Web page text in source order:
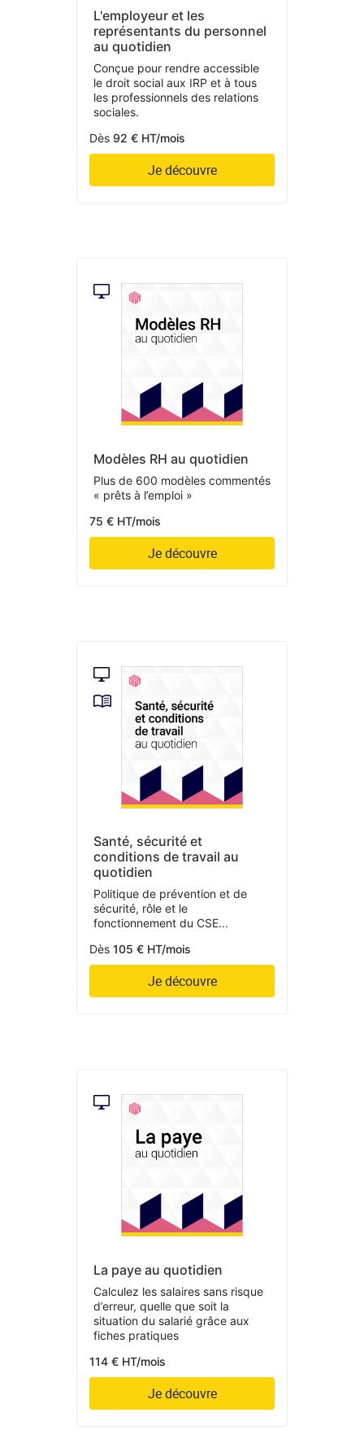
L'employeur et les
représentants du personnel
au quotidien
Conçue pour rendre accessible
le droit social aux IRP et à tous
les professionnels des relations
sociales.
Dès 92 € HT/mois
Je découvre
Modèles RH au quotidien
Plus de 600 modèles commentés
« prêts à l’emploi »
75 € HT/mois
Je découvre
Santé, sécurité et
conditions de travail au
quotidien
Politique de prévention et de
sécurité, rôle et le
fonctionnement du CSE...
Dès 105 € HT/mois
Je découvre
La paye au quotidien
Calculez les salaires sans risque
d’erreur, quelle que soit la
situation du salarié grâce aux
fiches pratiques
114 € HT/mois
Je découvre